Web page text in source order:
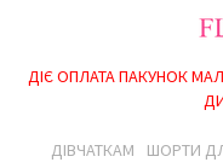
ДІЄ ОПЛАТА ПАКУНОК
ДІВЧАТКАМ ШОРТИ